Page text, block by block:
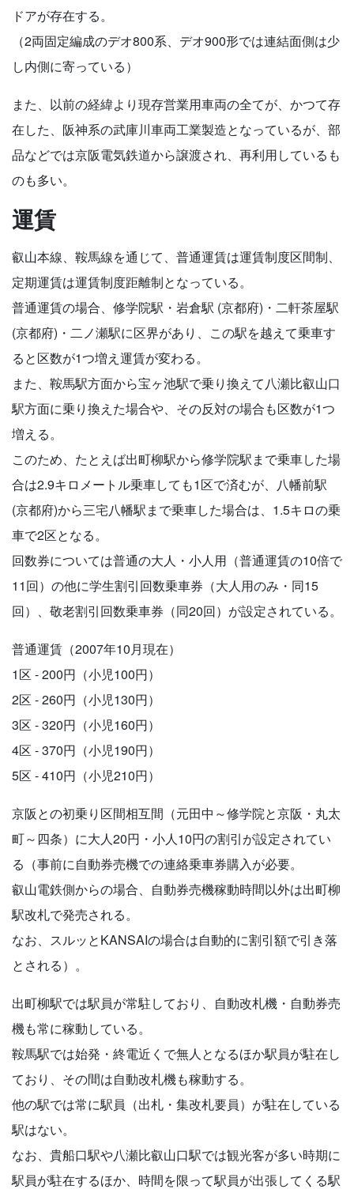
ドアが存在する。
（2両固定編成のデオ800系、デオ900形では連結面側は少
し内側に寄っている）
また、以前の経緯より現存営業用車両の全てが、かつて存
在した、阪神系の武庫川車両工業製造となっているが、部
品などでは京阪電気鉄道から譲渡され、再利用しているも
のも多い。
運賃
叡山本線、鞍馬線を通じて、普通運賃は運賃制度区間制、
定期運賃は運賃制度距離制となっている。
普通運賃の場合、修学院駅・岩倉駅 (京都府)・二軒茶屋駅
(京都府)・二ノ瀬駅に区界があり、この駅を越えて乗車す
ると区数が1つ増え運賃が変わる。
また、鞍馬駅方面から宝ヶ池駅で乗り換えて八瀬比叡山口
駅方面に乗り換えた場合や、その反対の場合も区数が1つ
増える。
このため、たとえば出町柳駅から修学院駅まで乗車した場
合は2.9キロメートル乗車しても1区で済むが、八幡前駅
(京都府)から三宅八幡駅まで乗車した場合は、1.5キロの乗
車で2区となる。
回数券については普通の大人・小人用（普通運賃の10倍で
11回）の他に学生割引回数乗車券（大人用のみ・同15
回）、敬老割引回数乗車券（同20回）が設定されている。
普通運賃（2007年10月現在）
1区 - 200円（小児100円）
2区 - 260円（小児130円）
3区 - 320円（小児160円）
4区 - 370円（小児190円）
5区 - 410円（小児210円）
京阪との初乗り区間相互間（元田中～修学院と京阪・丸太
町～四条）に大人20円・小人10円の割引が設定されてい
る（事前に自動券売機での連絡乗車券購入が必要。
叡山電鉄側からの場合、自動券売機稼動時間以外は出町柳
駅改札で発売される。
なお、スルッとKANSAIの場合は自動的に割引額で引き落
とされる）。
出町柳駅では駅員が常駐しており、自動改札機・自動券売
機も常に稼動している。
鞍馬駅では始発・終電近くで無人となるほか駅員が駐在し
ており、その間は自動改札機も稼動する。
他の駅では常に駅員（出札・集改札要員）が駐在している
駅はない。
なお、貴船口駅や八瀬比叡山口駅では観光客が多い時期に
駅員が駐在するほか、時間を限って駅員が出張してくる駅